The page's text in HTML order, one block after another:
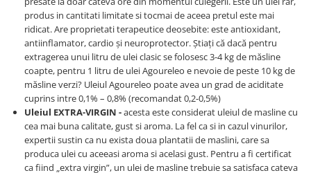
produs in cantitati limitate si tocmai de aceea pretul este mai
ridicat. Are proprietati terapeutice deosebite: este antioxidant,
antiinflamator, cardio și neuroprotector. Știați că dacă pentru
extragerea unui litru de ulei clasic se folosesc 3-4 kg de măsline
coapte, pentru 1 litru de ulei Agoureleo e nevoie de peste 10 kg de
măsline verzi? Uleiul Agoureleo poate avea un grad de aciditate
cuprins intre 0,1% – 0,8% (recomandat 0,2-0,5%)
Uleiul EXTRA-VIRGIN -acesta este considerat uleiul de masline cu
cea mai buna calitate, gust si aroma. La fel ca si in cazul vinurilor,
expertii sustin ca nu exista doua plantatii de maslini, care sa
produca ulei cu aceeasi aroma si acelasi gust. Pentru a fi certificat
ca fiind „extra virgin”, un ulei de masline trebuie sa satisfaca cateva